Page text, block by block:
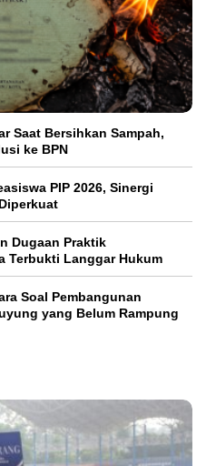
Saat Bersihkan Sampah,
ke BPN
PIP 2026, Sinergi
Dugaan Praktik
Terbukti Langgar Hukum
Soal Pembangunan
yang Belum Rampung